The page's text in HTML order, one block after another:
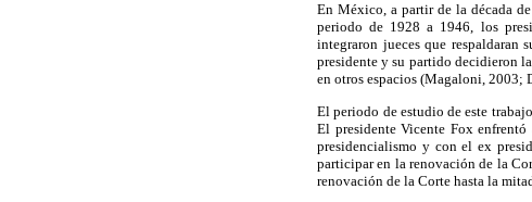
En México, a partir de la década
periodo de 1928 a 1946, los
integraron jueces que respaldaran
presidente y su partido decidieron
en otros espacios (Magaloni, 2003;
El periodo de estudio de este
El presidente Vicente Fox
presidencialismo y con el ex
participar en la renovación de la
renovación de la Corte hasta la